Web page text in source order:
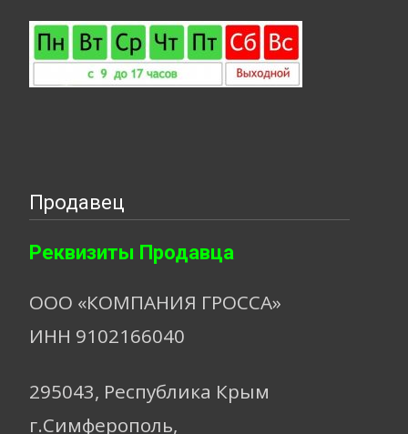
Продавец
Реквизиты Продавца
ООО «КОМПАНИЯ ГРОССА»
ИНН 9102166040
295043, Республика Крым
г.Симферополь,